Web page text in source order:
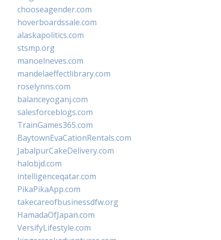
chooseagender.com
hoverboardssale.com
alaskapolitics.com
stsmp.org
manoelneves.com
mandelaeffectlibrary.com
roselynns.com
balanceyoganj.com
salesforceblogs.com
TrainGames365.com
BaytownEvaCationRentals.com
JabalpurCakeDelivery.com
halobjd.com
intelligenceqatar.com
PikaPikaApp.com
takecareofbusinessdfw.org
HamadaOfJapan.com
VersifyLifestyle.com